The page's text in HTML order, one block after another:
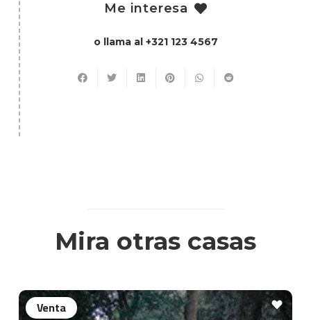
Me interesa
o llama al +321 123 4567
Mira otras casas
Venta